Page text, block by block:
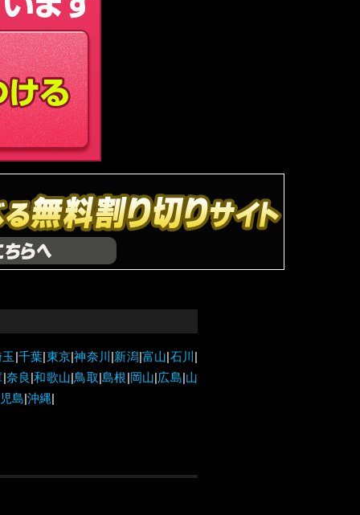
千葉 東京 |神奈川 新潟| 富山 石川
奈良 |和歌山 |鳥取 島根 岡山 広島 山
島 沖縄